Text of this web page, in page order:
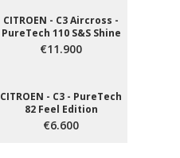
CITROEN - C3 Aircross -
PureTech 110 S&S Shine
€11.900
CITROEN - C3 - PureTech
82 Feel Edition
€6.600